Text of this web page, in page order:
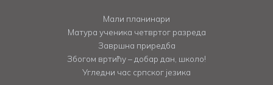
Мали планинари
Матура ученика четвртог разреда
Завршна приредба
Збогом вртићу – добар дан, школо!
Угледни час српског језика